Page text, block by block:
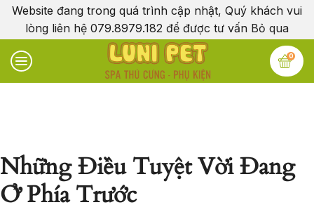
Website đang trong quá trình cập nhật, Quý khách vui
lòng liên hệ 079.8979.182 để được tư vấn Bỏ qua
0
Những Điều Tuyệt Vời Đang
Ở Phía Trước